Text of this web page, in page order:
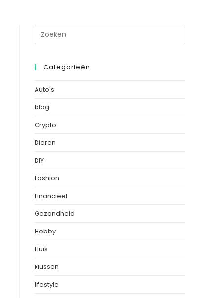
Categorieën
Auto's
blog
Crypto
Dieren
DIY
Fashion
Financieel
Gezondheid
Hobby
Huis
klussen
lifestyle